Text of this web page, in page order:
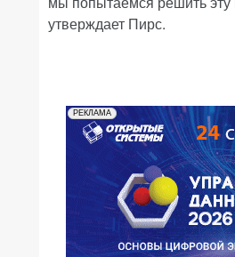
утверждает Пирс.
РЕКЛАМА